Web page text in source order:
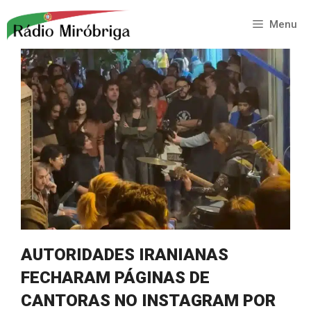
para
conteúdo
Menu
AUTORIDADES IRANIANAS
FECHARAM PÁGINAS DE
CANTORAS NO INSTAGRAM POR